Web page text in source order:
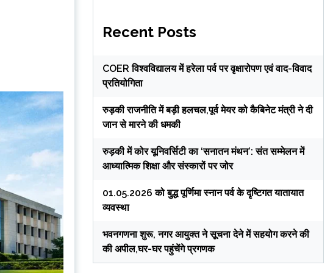
Recent Posts
COER विश्वविद्यालय में हरेला पर्व पर वृक्षारोपण एवं वाद-विवाद
प्रतियोगिता
रुड़की राजनीति में बड़ी हलचल,पूर्व मेयर को कैबिनेट मंत्री ने दी
जान से मारने की धमकी
रुड़की में कोर यूनिवर्सिटी का ‘सनातन मंथन’: संत सम्मेलन में
आध्यात्मिक शिक्षा और संस्कारों पर जोर
01.05.2026 को बुद्ध पूर्णिमा स्नान पर्व के दृष्टिगत यातायात
व्यवस्था
भवनगणना शुरू, नगर आयुक्त ने सूचना देने में सहयोग करने की
की अपील,घर-घर पहुंचेंगे प्रगणक